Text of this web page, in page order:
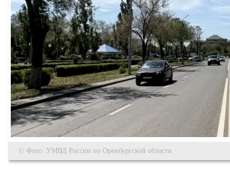
© Фото: УМВД России по Оренбургской области